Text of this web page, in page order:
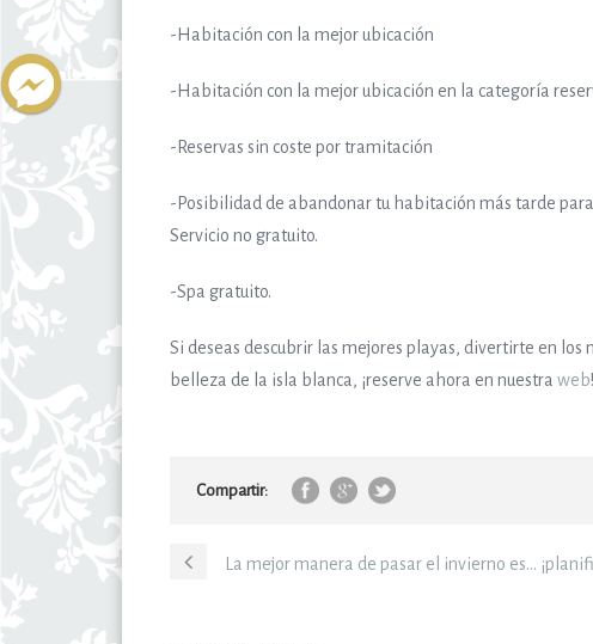
-Habitación con la mejor ubicación
-Habitación con la mejor ubicación en la categoría
-Reservas sin coste por tramitación
-Posibilidad de abandonar tu habitación más tarde
Servicio no gratuito.
-Spa gratuito.
Si deseas descubrir las mejores playas, divertirte en
belleza de la isla blanca, ¡reserve ahora en nuestra web!
Compartir:
La mejor manera de pasar el invierno es…